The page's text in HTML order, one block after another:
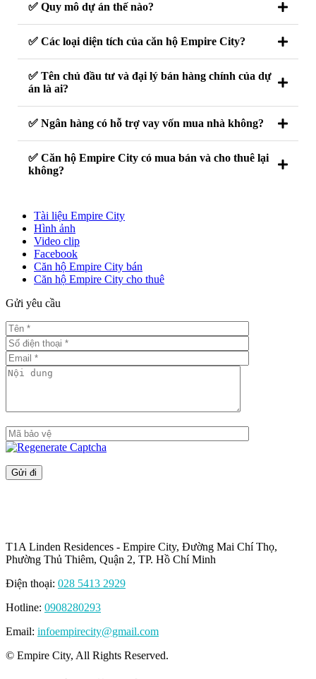
✅ Quy mô dự án thế nào?
✅ Các loại diện tích của căn hộ Empire City?
✅ Tên chủ đầu tư và đại lý bán hàng chính của dự
án là ai?
✅ Ngân hàng có hỗ trợ vay vốn mua nhà không?
✅ Căn hộ Empire City có mua bán và cho thuê lại
không?
Tài liệu Empire City
Hình ảnh
Video clip
Facebook
Căn hộ Empire City bán
Căn hộ Empire City cho thuê
Gửi yêu cầu
T1A Linden Residences - Empire City, Đường Mai Chí Thọ,
Phường Thủ Thiêm, Quận 2, TP. Hồ Chí Minh
Điện thoại: 028 5413 2929
Hotline: 0908280293
Email: infoempirecity@gmail.com
© Empire City, All Rights Reserved.